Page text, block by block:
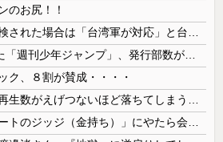
お尻！！
ク、８割が賛成・・・・